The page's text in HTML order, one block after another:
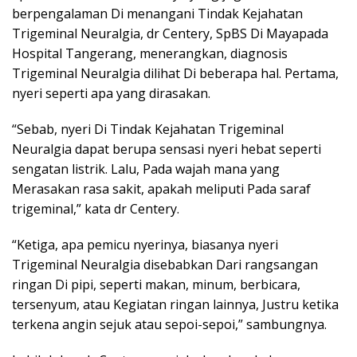
berpengalaman Di menangani Tindak Kejahatan
Trigeminal Neuralgia, dr Centery, SpBS Di Mayapada
Hospital Tangerang, menerangkan, diagnosis
Trigeminal Neuralgia dilihat Di beberapa hal. Pertama,
nyeri seperti apa yang dirasakan.
“Sebab, nyeri Di Tindak Kejahatan Trigeminal
Neuralgia dapat berupa sensasi nyeri hebat seperti
sengatan listrik. Lalu, Pada wajah mana yang
Merasakan rasa sakit, apakah meliputi Pada saraf
trigeminal,” kata dr Centery.
“Ketiga, apa pemicu nyerinya, biasanya nyeri
Trigeminal Neuralgia disebabkan Dari rangsangan
ringan Di pipi, seperti makan, minum, berbicara,
tersenyum, atau Kegiatan ringan lainnya, Justru ketika
terkena angin sejuk atau sepoi-sepoi,” sambungnya.